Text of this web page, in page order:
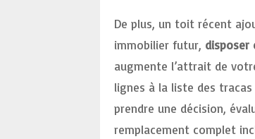
De plus, un toit récent
immobilier futur, disposer
augmente l’attrait de
lignes à la liste des
prendre une décision,
remplacement complet